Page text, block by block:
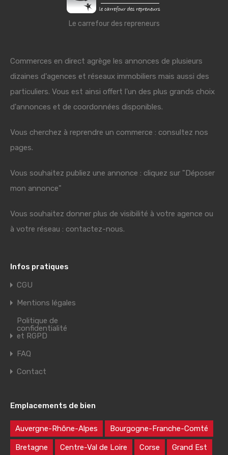
Le carrefour des repreneurs
Commerces en direct agrège les annonces de plusieurs
dizaines d'agences et réseaux immobiliers mais aussi des
particuliers. Vous est ainsi offert l'un des plus grands choix
d'annonces et de coordonnées disponibles.
Vous cherchez à reprendre un commerce : consultez nos
pages.
Vous souhaitez publiez une annonce : cliquez sur "Déposer
mon annonce"
Vous souhaitez donner plus de visibilité à votre agence ou
à votre réseau : contactez-nous.
Infos pratiques
CGU
Mentions légales
Politique de
confidentialité
et RGPD
FAQ
Contact
Emplacements de bien
Auvergne-Rhône-Alpes Bourgogne-Franche-Comté
Bretagne Centre-Val de Loire Corse Grand Est